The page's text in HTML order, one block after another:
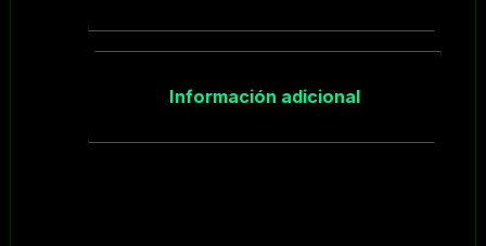
Información adicional